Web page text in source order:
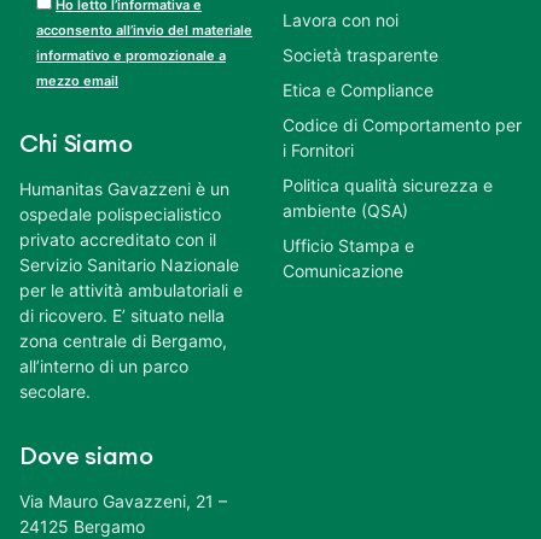
Ho letto l’informativa e
acconsento all’invio del materiale
informativo e promozionale a
mezzo email
Chi Siamo
Humanitas Gavazzeni è un
ospedale polispecialistico
privato accreditato con il
Servizio Sanitario Nazionale
per le attività ambulatoriali e
di ricovero. E’ situato nella
zona centrale di Bergamo,
all’interno di un parco
secolare.
Dove siamo
Via Mauro Gavazzeni, 21 –
24125 Bergamo
Lavora con noi
Società trasparente
Etica e Compliance
Codice di Comportamento per
i Fornitori
Politica qualità sicurezza e
ambiente (QSA)
Ufficio Stampa e
Comunicazione